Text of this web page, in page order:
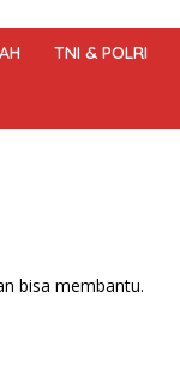
TNI & POLRI
bisa membantu.